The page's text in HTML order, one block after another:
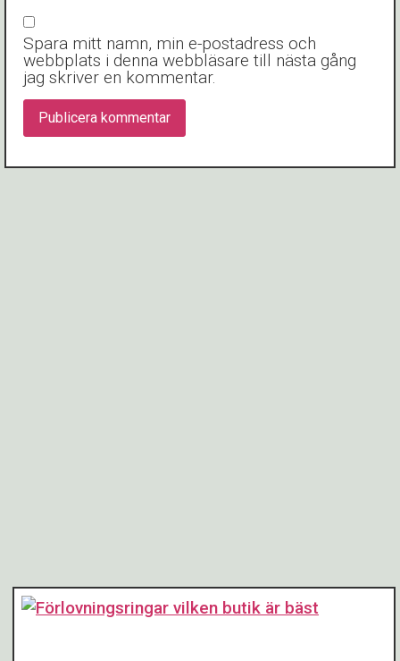
Spara mitt namn, min e-postadress och
webbplats i denna webbläsare till nästa gång
jag skriver en kommentar.